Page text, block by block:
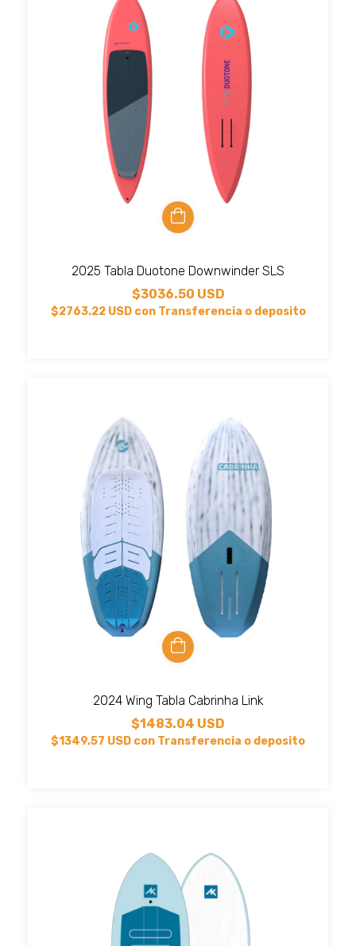
2025 Tabla Duotone Downwinder SLS
$3036.50 USD
$2763.22 USD con Transferencia o deposito
2024 Wing Tabla Cabrinha Link
$1483.04 USD
$1349.57 USD con Transferencia o deposito